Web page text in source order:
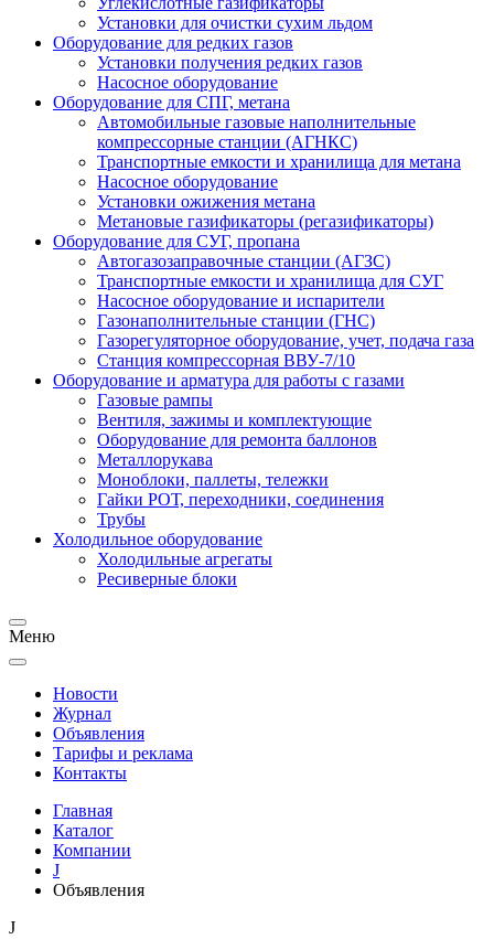
Установки для очистки сухим льдом
Оборудование для редких газов
Установки получения редких газов
Насосное оборудование
Оборудование для СПГ, метана
Автомобильные газовые наполнительные
компрессорные станции (АГНКС)
Транспортные емкости и хранилища для метана
Насосное оборудование
Установки ожижения метана
Метановые газификаторы (регазификаторы)
Оборудование для СУГ, пропана
Автогазозаправочные станции (АГЗС)
Транспортные емкости и хранилища для СУГ
Насосное оборудование и испарители
Газонаполнительные станции (ГНС)
Газорегуляторное оборудование, учет, подача газа
Станция компрессорная ВВУ-7/10
Оборудование и арматура для работы с газами
Газовые рампы
Вентиля, зажимы и комплектующие
Оборудование для ремонта баллонов
Металлорукава
Моноблоки, паллеты, тележки
Гайки РОТ, переходники, соединения
Трубы
Холодильное оборудование
Холодильные агрегаты
Ресиверные блоки
Меню
Новости
Журнал
Объявления
Тарифы и реклама
Контакты
Главная
Каталог
Компании
J
Объявления
J